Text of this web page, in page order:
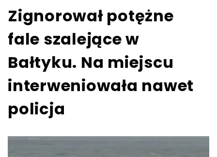
Zignorował potężne
fale szalejące w
Bałtyku. Na miejscu
interweniowała nawet
policja